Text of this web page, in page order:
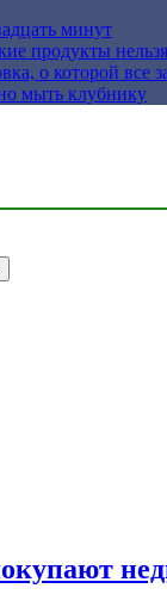
минут
продукты
о которой все
мыть клубнику